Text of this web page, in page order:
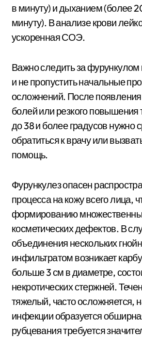
в минуту) и дыханием (более
минуту). В анализе крови
ускоренная СОЭ.
Важно следить за фурункулом
и не пропустить начальные
осложнений. После
болей или резкого
до 38 и более градусов нужно
обратиться к врачу или
помощь.
Фурункулез опасен
процесса на кожу всего лица,
формированию
косметических дефектов. В
объединения нескольких
инфильтратом возникает
больше 3 см в диаметре,
некротических стержней.
тяжелый, часто осложняется,
инфекции образуется
рубцевания требуется